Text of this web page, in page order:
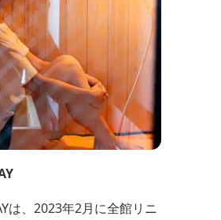
は、2023年2月に全館リニ